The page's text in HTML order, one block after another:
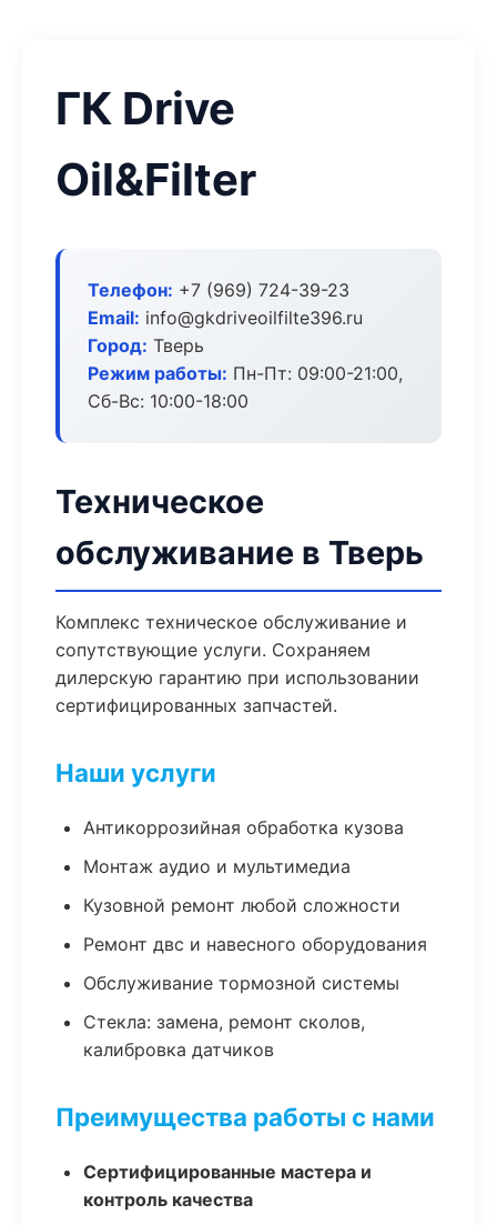
ГК Drive
Oil&Filter
Телефон: +7 (969) 724-39-23
Email: info@gkdriveoilfilte396.ru
Город: Тверь
Режим работы: Пн-Пт: 09:00-21:00,
Сб-Вс: 10:00-18:00
Техническое
обслуживание в Тверь
Комплекс техническое обслуживание и
сопутствующие услуги. Сохраняем
дилерскую гарантию при использовании
сертифицированных запчастей.
Наши услуги
Антикоррозийная обработка кузова
Монтаж аудио и мультимедиа
Кузовной ремонт любой сложности
Ремонт двс и навесного оборудования
Обслуживание тормозной системы
Стекла: замена, ремонт сколов,
калибровка датчиков
Преимущества работы с нами
Сертифицированные мастера и
контроль качества